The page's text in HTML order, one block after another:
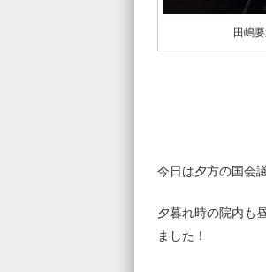
田嶋
今日は夕方の国会
夕暮れ時の院内も
ました！